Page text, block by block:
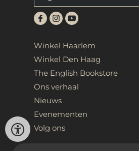
Winkel Haarlem
Winkel Den Haag
The English Bookstore
Ons verhaal
Nieuws
Evenementen
Volg ons